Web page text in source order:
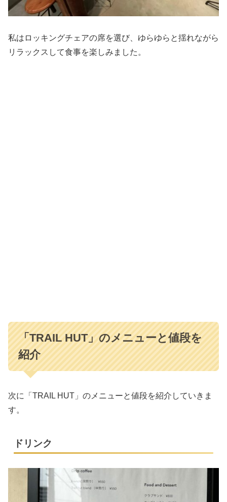
私はロッキングチェアの席を選び、ゆらゆらと揺れながら
リラックスして食事を楽しみました。
「TRAIL HUT」のメニューと値段を
紹介
次に「TRAIL HUT」のメニューと値段を紹介していきま
す。
ドリンク